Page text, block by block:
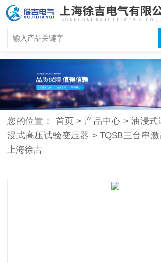
您的位置： 首页 > 产品中心 > 油浸式
浸式高压试验变压器 > TQSB三台串
上海徐吉